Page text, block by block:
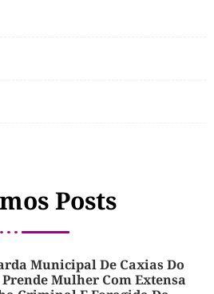
Posts
Municipal De Caxias Do
Mulher Com Extensa